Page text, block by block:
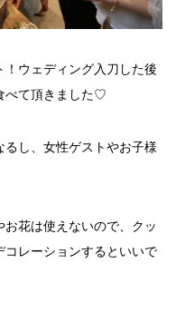
！ウェディング入刀した後
べて頂きました♡
し、女性ゲストやお子様
花は使えないので、クッ
コレーションするといいで